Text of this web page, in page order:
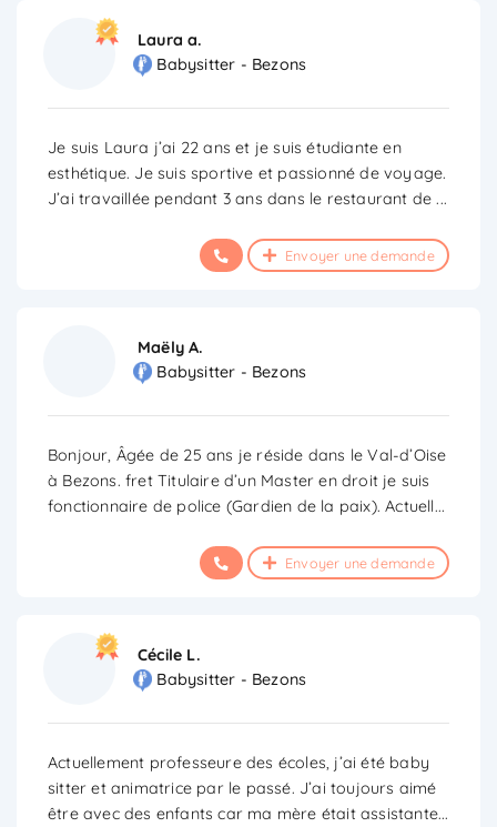
Laura a.
Babysitter - Bezons
Je suis Laura j’ai 22 ans et je suis étudiante en
esthétique. Je suis sportive et passionné de voyage.
J’ai travaillée pendant 3 ans dans le restaurant de...
Envoyer une demande
Maëly A.
Babysitter - Bezons
Bonjour, Âgée de 25 ans je réside dans le Val-d’Oise
à Bezons. fret Titulaire d’un Master en droit je suis
fonctionnaire de police (Gardien de la paix). Actuell...
Envoyer une demande
Cécile L.
Babysitter - Bezons
Actuellement professeure des écoles, j’ai été baby
sitter et animatrice par le passé. J’ai toujours aimé
être avec des enfants car ma mère était assistante...